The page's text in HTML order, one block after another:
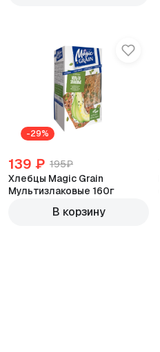
-29%
139 ₽ 195₽
Хлебцы Magic Grain
Мультизлаковые 160г
В корзину